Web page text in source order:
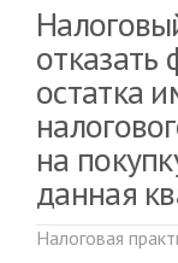
отказать
остатка
на
данная
Налоговая